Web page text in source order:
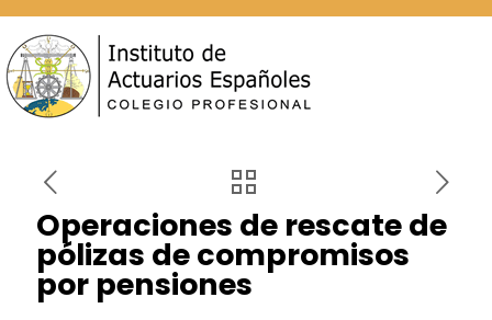
Operaciones de rescate de
pólizas de compromisos
por pensiones